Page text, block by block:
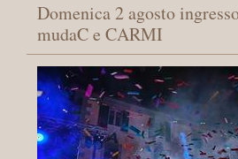
Domenica 2 agosto
mudaC e CARMI